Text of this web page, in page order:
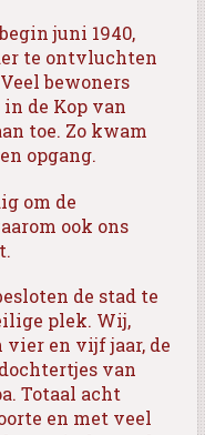
juni 1940,
te ontvluchten
bewoners
de Kop van
toe. Zo kwam
opgang.
om de
ook ons
de stad te
plek. Wij,
vier en vijf jaar, de
van
Totaal acht
en met veel